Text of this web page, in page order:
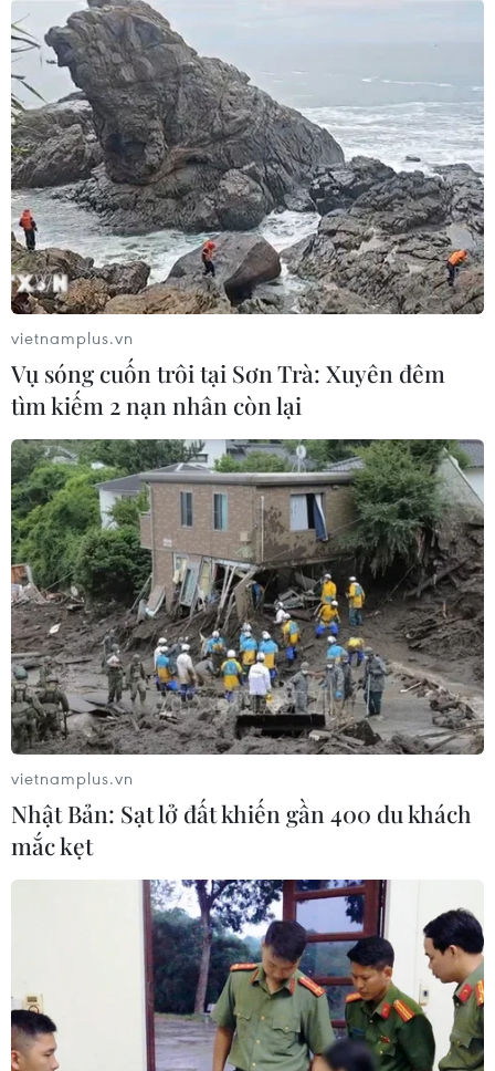
vietnamplus.vn
Vụ sóng cuốn trôi tại Sơn Trà: Xuyên đêm
tìm kiếm 2 nạn nhân còn lại
vietnamplus.vn
Nhật Bản: Sạt lở đất khiến gần 400 du khách
mắc kẹt